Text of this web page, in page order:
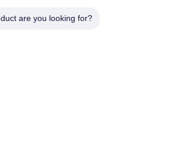
테
스테인리스를 강하게
are you looking for?